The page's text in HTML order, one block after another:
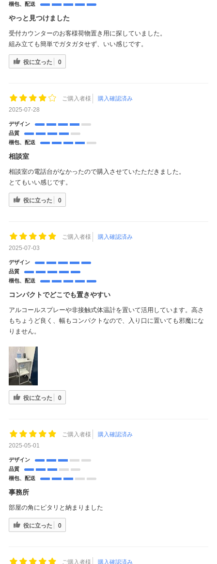
梱包、配送
やっと見つけました
受付カウンターのお客様荷物置き用に探していました。
組み立ても簡単でガタガタせず、いい感じです。
役に立った 0
ご購入者様
購入確認済み
2025-07-28
デザイン
品質
梱包、配送
相談室
相談室の電話台がなかったので購入させていたただきました。
とてもいい感じです。
役に立った 0
ご購入者様
購入確認済み
2025-07-03
デザイン
品質
梱包、配送
コンパクトでどこでも置きやすい
アルコールスプレーや非接触式体温計を置いて活用しています。高さ
もちょうど良く、幅もコンパクトなので、入り口に置いても邪魔にな
りません。
役に立った 0
ご購入者様
購入確認済み
2025-05-01
デザイン
品質
梱包、配送
事務所
部屋の角にピタリと納まりました
役に立った 0
ご購入者様 購入確認済み